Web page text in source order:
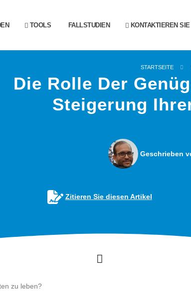
TOOLS FALLSTUDIEN KONTAKTIEREN SIE
STARTSEITE
Die Rolle Der
Steigerung
Geschrieben
Zitieren Sie diesen Artikel
zu leben?